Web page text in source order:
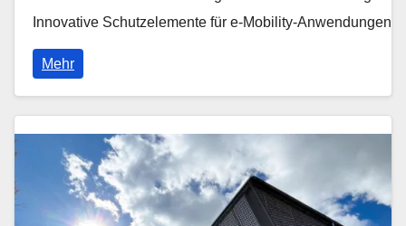
Innovative Schutzelemente für e-Mobility-Anwendungen…
Mehr